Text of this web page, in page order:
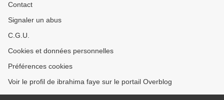
Contact
Signaler un abus
C.G.U.
Cookies et données personnelles
Préférences cookies
Voir le profil de ibrahima faye sur le portail Overblog